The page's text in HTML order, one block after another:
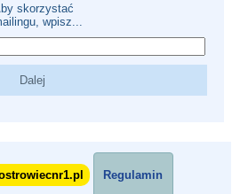
skorzystać
wpisz...
Regulamin